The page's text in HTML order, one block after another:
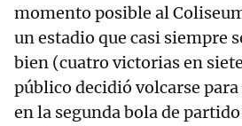
momento posible al
un estadio que casi siempre
bien (cuatro victorias en
público decidió volcarse para
en la segunda bola de